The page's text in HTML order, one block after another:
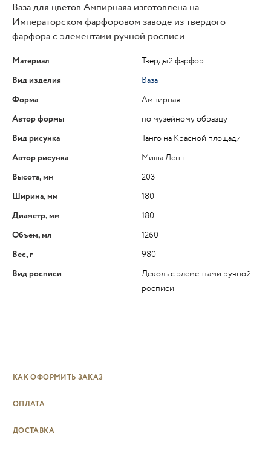
Ваза для цветов Ампирнаяа изготовлена на
Императорском фарфоровом заводе из твердого
фарфора с элементами ручной росписи.
Материал
Твердый фарфор
Вид изделия
Ваза
Форма
Ампирная
Автор формы
по музейному образцу
Вид рисунка
Танго на Красной площади
Автор рисунка
Миша Ленн
Высота, мм
203
Ширина, мм
180
Диаметр, мм
180
Объем, мл
1260
Вес, г
980
Вид росписи
Деколь с элементами ручной
росписи
КАК ОФОРМИТЬ ЗАКАЗ
ОПЛАТА
ДОСТАВКА